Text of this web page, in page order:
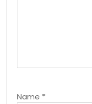
Name *